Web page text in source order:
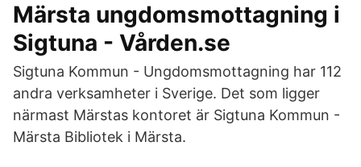
Märsta ungdomsmottagning i
Sigtuna - Vården.se
Sigtuna Kommun - Ungdomsmottagning har 112
andra verksamheter i Sverige. Det som ligger
närmast Märstas kontoret är Sigtuna Kommun -
Märsta Bibliotek i Märsta.